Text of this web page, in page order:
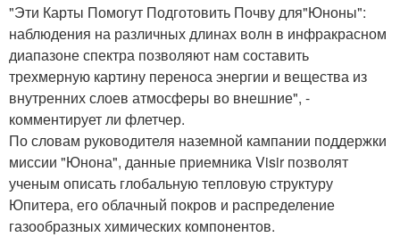
"Эти Карты Помогут Подготовить Почву для"Юноны":
наблюдения на различных длинах волн в инфракрасном
диапазоне спектра позволяют нам составить
трехмерную картину переноса энергии и вещества из
внутренних слоев атмосферы во внешние", -
комментирует ли флетчер.
По словам руководителя наземной кампании поддержки
миссии "Юнона", данные приемника Visir позволят
ученым описать глобальную тепловую структуру
Юпитера, его облачный покров и распределение
газообразных химических компонентов.